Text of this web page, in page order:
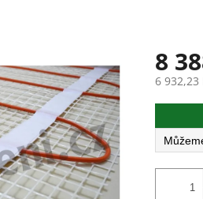
8
6 932,23
Měrná